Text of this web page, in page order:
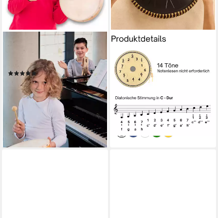
BETZOLD
Handtrommel Tamburin für
musikalische Früherziehung
(1)
16,40 €
lieferbar - in 3-4 Werktagen bei dir
SONODRUM
Steel Tongue Drum
"Exclusive", C-Dur, 38 cm, 14
Zungen inkl. Liederbuch und
Tragetasche
299,95 € UVP499,95 €
-40%
lieferbar - in 2-3 Werktagen bei dir